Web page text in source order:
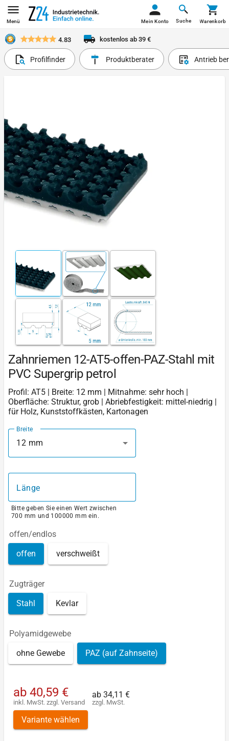
Menü Suche
Mein Konto Warenkorb
4.83 kostenlos ab 39 €
Profilfinder Produktberater Antrieb
Zahnriemen 12-AT5-offen-PAZ-Stahl mit
PVC Supergrip petrol
Profil: AT5 | Breite: 12 mm | Mitnahme: sehr hoch |
Oberfläche: Struktur, grob | Abriebfestigkeit: mittel-niedrig |
für Holz, Kunststoffkästen, Kartonagen
Breite
12 mm
Länge
Bitte geben Sie einen Wert zwischen
700 mm und 100000 mm ein.
offen/endlos
offen verschweißt
Zugträger
Stahl Kevlar
Polyamidgewebe
ohne Gewebe PAZ (auf Zahnseite)
ab 40,59 €
inkl. MwSt. zzgl. Versand
ab 34,11 €
zzgl. MwSt.
Variante wählen